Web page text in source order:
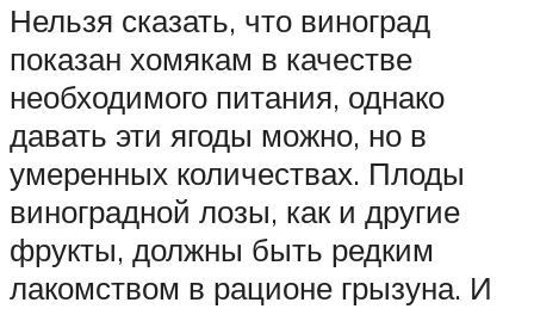
Нельзя сказать, что виноград
показан хомякам в качестве
необходимого питания, однако
давать эти ягоды можно, но в
умеренных количествах. Плоды
виноградной лозы, как и другие
фрукты, должны быть редким
лакомством в рационе грызуна. И